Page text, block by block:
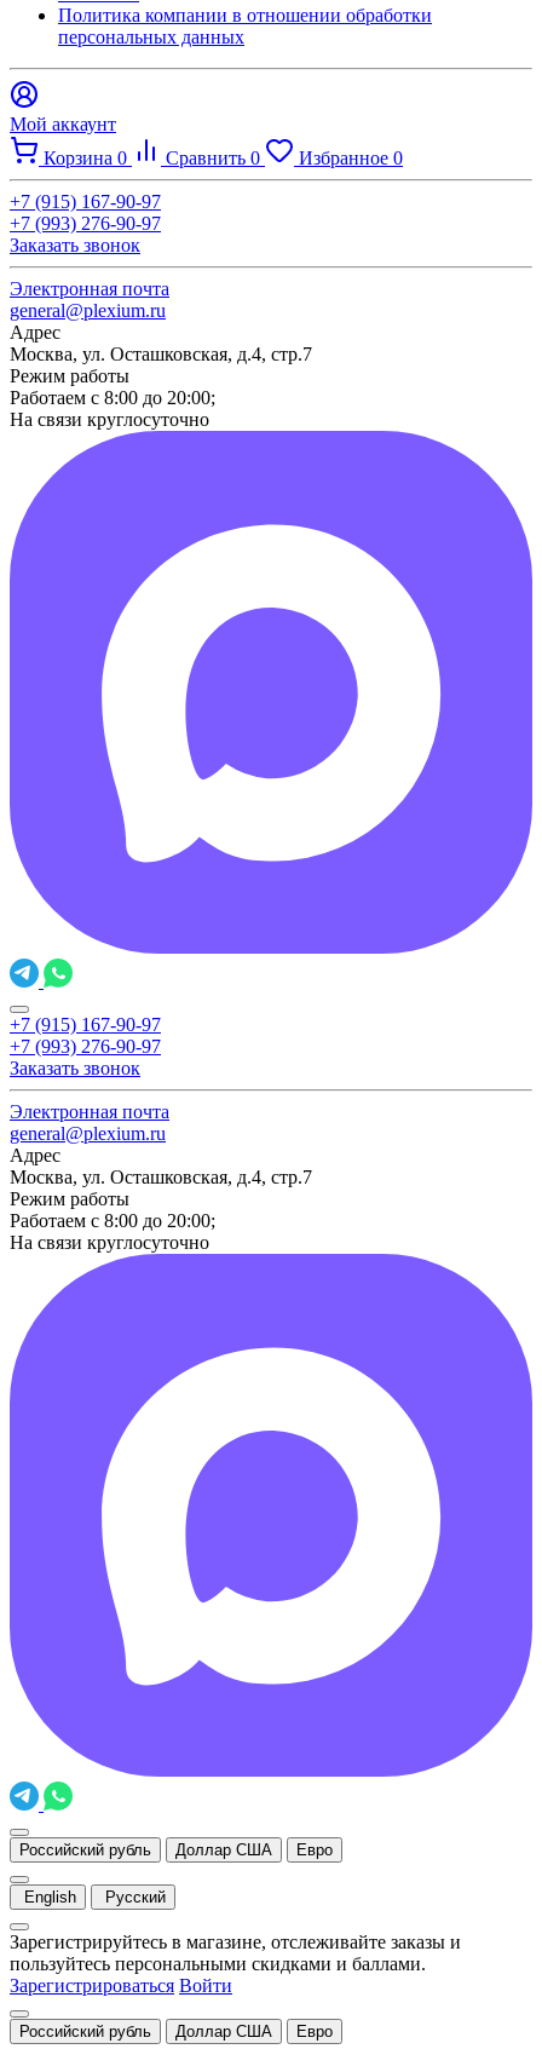
Политика компании в отношении обработки
персональных данных
Мой аккаунт
Корзина 0 Сравнить 0 Избранное 0
+7 (915) 167-90-97
+7 (993) 276-90-97
Заказать звонок
Электронная почта
general@plexium.ru
Адрес
Москва, ул. Осташковская, д.4, стр.7
Режим работы
Работаем с 8:00 до 20:00;
На связи круглосуточно
+7 (915) 167-90-97
+7 (993) 276-90-97
Заказать звонок
Электронная почта
general@plexium.ru
Адрес
Москва, ул. Осташковская, д.4, стр.7
Режим работы
Работаем с 8:00 до 20:00;
На связи круглосуточно
Российский рубль Доллар США Евро
English Русский
Зарегистрируйтесь в магазине, отслеживайте заказы и
пользуйтесь персональными скидками и баллами.
Зарегистрироваться Войти
Российский рубль Доллар США Евро